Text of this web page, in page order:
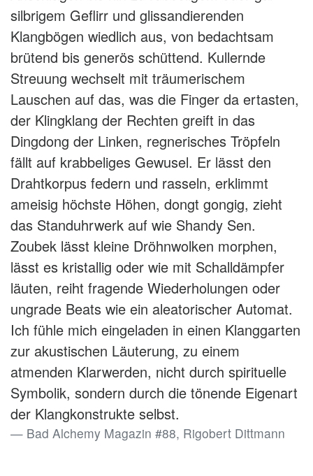
silbrigem Geflirr und glissandierenden
Klangbögen wiedlich aus, von bedachtsam
brütend bis generös schüttend. Kullernde
Streuung wechselt mit träumerischem
Lauschen auf das, was die Finger da ertasten,
der Klingklang der Rechten greift in das
Dingdong der Linken, regnerisches Tröpfeln
fällt auf krabbeliges Gewusel. Er lässt den
Drahtkorpus federn und rasseln, erklimmt
ameisig höchste Höhen, dongt gongig, zieht
das Standuhrwerk auf wie Shandy Sen.
Zoubek lässt kleine Dröhnwolken morphen,
lässt es kristallig oder wie mit Schalldämpfer
läuten, reiht fragende Wiederholungen oder
ungrade Beats wie ein aleatorischer Automat.
Ich fühle mich eingeladen in einen Klanggarten
zur akustischen Läuterung, zu einem
atmenden Klarwerden, nicht durch spirituelle
Symbolik, sondern durch die tönende Eigenart
der Klangkonstrukte selbst.
Bad Alchemy Magazin #88, Rigobert Dittmann